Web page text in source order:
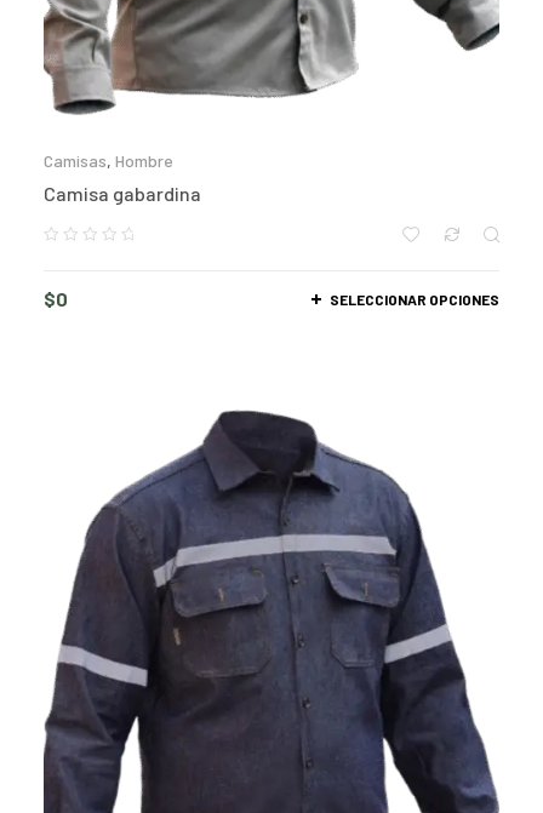
Camisas, Hombre
Camisa gabardina
$0 SELECCIONAR OPCIONES